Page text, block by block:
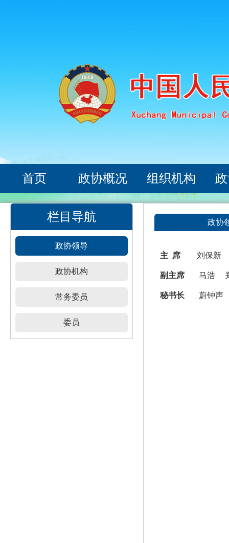
首页 政协概况 组织机构
栏目导航
政协领导
政协机构
常务委员
委员
政协
主 席 刘保新
副主席 马浩 郑
秘书长 蔚钟声